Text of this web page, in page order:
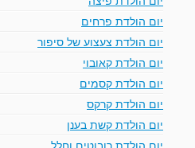
יום הולדת פרחים
יום הולדת צעצוע של סיפור
יום הולדת קאובוי
יום הולדת קסמים
יום הולדת קרקס
יום הולדת קשת בענן
יום הולדת רובוטים וחלל